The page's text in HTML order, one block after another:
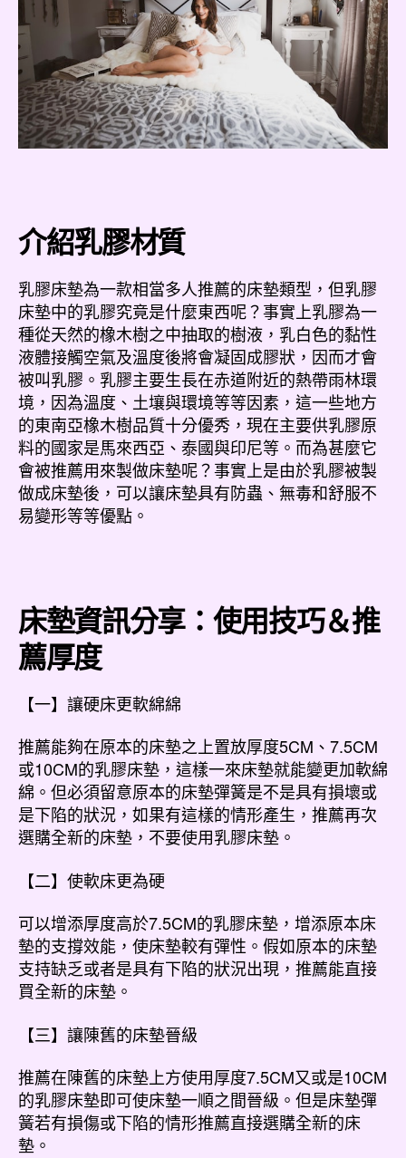
介紹乳膠材質
乳膠床墊為一款相當多人推薦的床墊類型，但乳膠
床墊中的乳膠究竟是什麼東西呢？事實上乳膠為一
種從天然的橡木樹之中抽取的樹液，乳白色的黏性
液體接觸空氣及溫度後將會凝固成膠狀，因而才會
被叫乳膠。乳膠主要生長在赤道附近的熱帶雨林環
境，因為溫度、土壤與環境等等因素，這一些地方
的東南亞橡木樹品質十分優秀，現在主要供乳膠原
料的國家是馬來西亞、泰國與印尼等。而為甚麼它
會被推薦用來製做床墊呢？事實上是由於乳膠被製
做成床墊後，可以讓床墊具有防蟲、無毒和舒服不
易變形等等優點。
床墊資訊分享：使用技巧＆推
薦厚度
【一】讓硬床更軟綿綿
推薦能夠在原本的床墊之上置放厚度5CM、7.5CM
或10CM的乳膠床墊，這樣一來床墊就能變更加軟綿
綿。但必須留意原本的床墊彈簧是不是具有損壞或
是下陷的狀況，如果有這樣的情形產生，推薦再次
選購全新的床墊，不要使用乳膠床墊。
【二】使軟床更為硬
可以增添厚度高於7.5CM的乳膠床墊，增添原本床
墊的支撐效能，使床墊較有彈性。假如原本的床墊
支持缺乏或者是具有下陷的狀況出現，推薦能直接
買全新的床墊。
【三】讓陳舊的床墊晉級
推薦在陳舊的床墊上方使用厚度7.5CM又或是10CM
的乳膠床墊即可使床墊一順之間晉級。但是床墊彈
簧若有損傷或下陷的情形推薦直接選購全新的床
墊。